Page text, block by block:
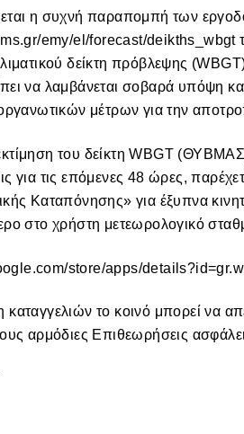
η συχνή παραπομπή των
emy/el/forecast/
δείκτη πρόβλεψης
να λαμβάνεται σοβαρά υπόψη
μέτρων για την
του δείκτη WBGT
για τις επόμενες 48 ώρες,
Καταπόνησης» για έξυπνα
στο χρήστη μετεωρολογικό
store/apps/
το κοινό μπορεί να
αρμόδιες Επιθεωρήσεις